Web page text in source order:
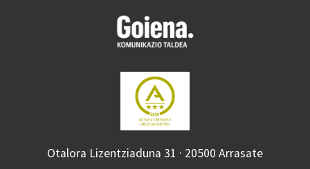
Otalora Lizentziaduna 31 · 20500 Arrasate